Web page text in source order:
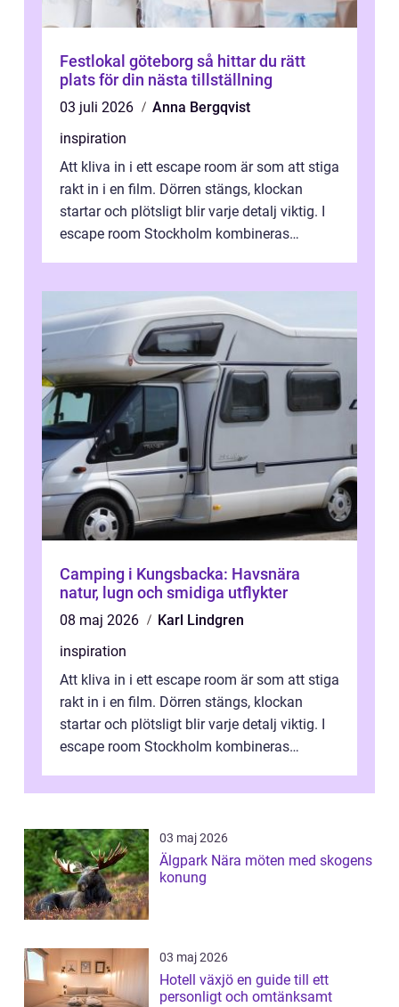
Festlokal göteborg så hittar du rätt
plats för din nästa tillställning
03 juli 2026
Anna Bergqvist
inspiration
Att kliva in i ett escape room är som att stiga
rakt in i en film. Dörren stängs, klockan
startar och plötsligt blir varje detalj viktig. I
escape room Stockholm kombineras
Camping i Kungsbacka: Havsnära
natur, lugn och smidiga utflykter
08 maj 2026
Karl Lindgren
inspiration
Att kliva in i ett escape room är som att stiga
rakt in i en film. Dörren stängs, klockan
startar och plötsligt blir varje detalj viktig. I
escape room Stockholm kombineras
03 maj 2026
Älgpark Nära möten med skogens
konung
03 maj 2026
Hotell växjö en guide till ett
personligt och omtänksamt